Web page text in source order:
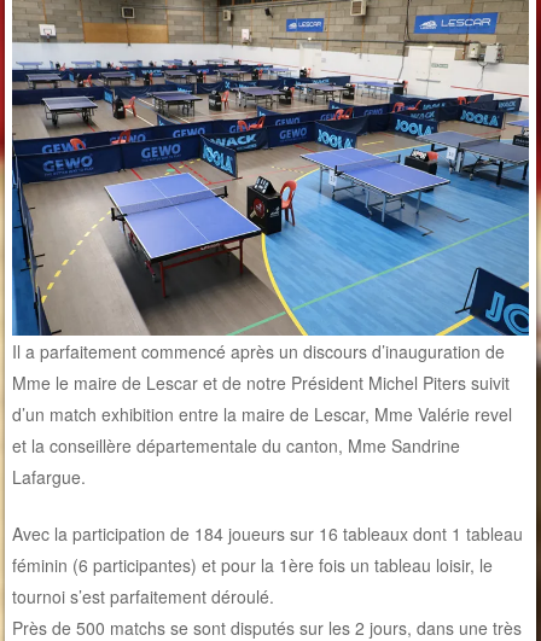
Il a parfaitement commencé après un discours d’inauguration de
Mme le maire de Lescar et de notre Président Michel Piters suivit
d’un match exhibition entre la maire de Lescar, Mme Valérie revel
et la conseillère départementale du canton, Mme Sandrine
Lafargue.
Avec la participation de 184 joueurs sur 16 tableaux dont 1 tableau
féminin (6 participantes) et pour la 1ère fois un tableau loisir, le
tournoi s’est parfaitement déroulé.
Près de 500 matchs se sont disputés sur les 2 jours, dans une très